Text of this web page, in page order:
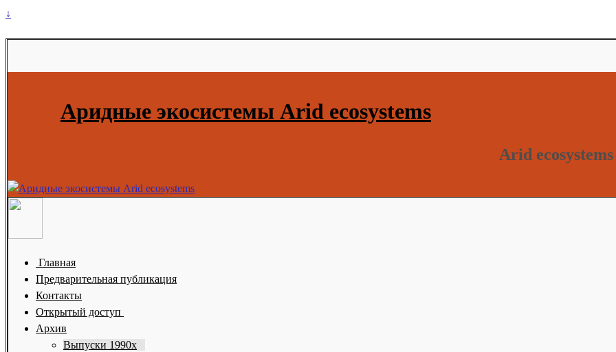
↓
Аридные экосистемы Arid ecosystems
Arid ecosystems
Главная
Предварительная публикация
Контакты
Открытый доступ
Архив
Выпуски 1990х